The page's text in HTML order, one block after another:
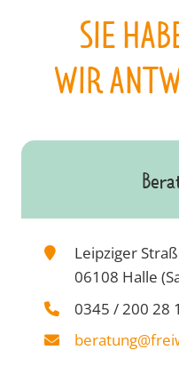
SIE
WIR
Leipziger
06108 Halle
0345 / 200 28